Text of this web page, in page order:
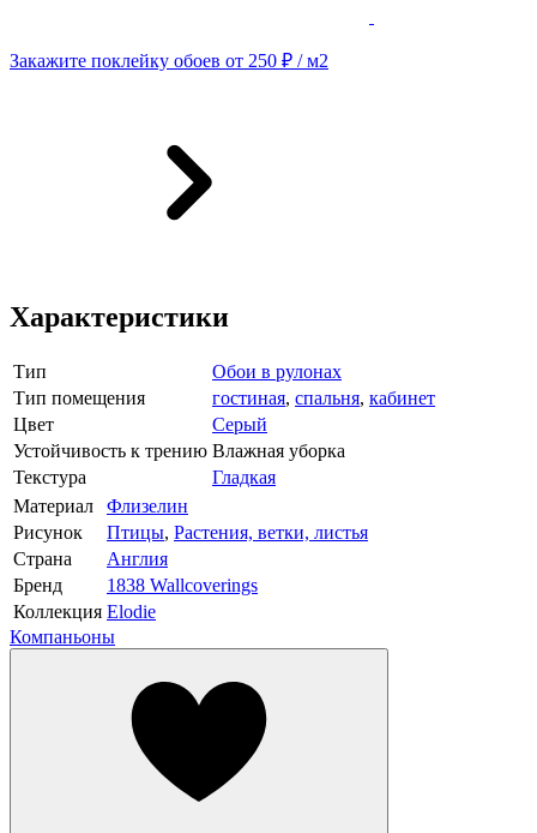
Закажите поклейку обоев от 250 ₽ / м2
Характеристики
Тип
Обои в рулонах
Тип помещения
гостиная, спальня, кабинет
Цвет
Серый
Устойчивость к трению Влажная уборка
Текстура
Гладкая
Материал
Флизелин
Рисунок
Птицы, Растения, ветки, листья
Страна
Англия
Бренд
1838 Wallcoverings
Коллекция Elodie
Компаньоны